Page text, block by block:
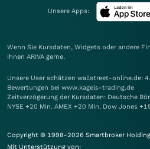
Unsere Apps:
Wenn Sie Kursdaten, Widgets oder andere
Ihnen ARIVA gerne.
Unsere User schätzen wallstreet-online.de:
Bewertungen bei www.kagels-trading.de
Zeitverzögerung der Kursdaten: Deutsche
NYSE +20 Min. AMEX +20 Min. Dow Jones
Copyright © 1998-2026 Smartbroker
Mit Unterstützung von: